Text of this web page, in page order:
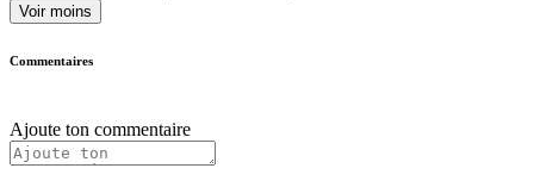
Voir moins
Commentaires
Ajoute ton commentaire